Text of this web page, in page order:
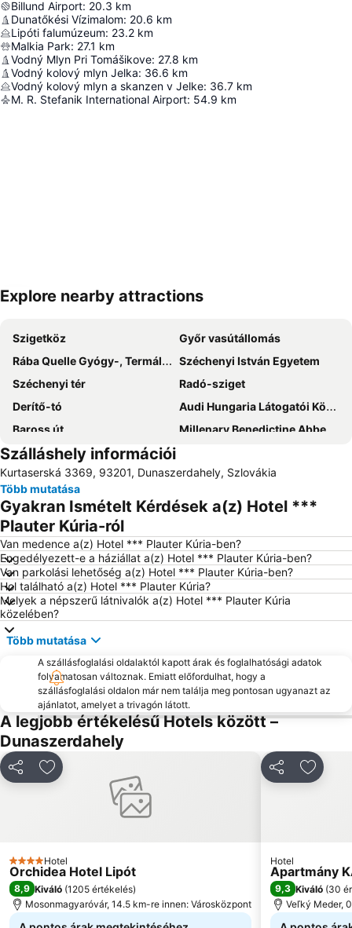
Billund Airport: 20.3 km
Dunatőkési Vízimalom: 20.6 km
Lipóti falumúzeum: 23.2 km
Malkia Park: 27.1 km
Vodný Mlyn Pri Tomášikove: 27.8 km
Vodný kolový mlyn Jelka: 36.6 km
Vodný kolový mlyn a skanzen v Jelke: 36.7 km
M. R. Stefanik International Airport: 54.9 km
Nagy méretű térkép
Explore nearby attractions
Szigetköz
Győr vasútállomás
Rába Quelle Gyógy-, Termál- és Élményfürdő
Széchenyi István Egyetem
Széchenyi tér
Radó-sziget
Derítő-tó
Audi Hungaria Látogatói Központ
Baross út
Millenary Benedictine Abbey of Pannonhalma and its Natural Environment
Balatonlelle-Kishegy
Liszt Ferenc utca
Čunovo
Szálláshely információi
Kurtaserská 3369, 93201, Dunaszerdahely, Szlovákia
Több mutatása
Gyakran Ismételt Kérdések a(z) Hotel ***
Plauter Kúria-ról
Van medence a(z) Hotel *** Plauter Kúria-ben?
Engedélyezett-e a háziállat a(z) Hotel *** Plauter Kúria-ben?
Van parkolási lehetőség a(z) Hotel *** Plauter Kúria-ben?
Hol található a(z) Hotel *** Plauter Kúria?
Melyek a népszerű látnivalók a(z) Hotel *** Plauter Kúria
közelében?
Több mutatása
A szállásfoglalási oldalaktól kapott árak és foglalhatósági adatok
folyamatosan változnak. Emiatt előfordulhat, hogy a
szállásfoglalási oldalon már nem találja meg pontosan ugyanazt az
ajánlatot, amelyet a trivagón látott.
A legjobb értékelésű Hotels között –
Dunaszerdahely
MegosztásHozzáadás a kedvencekhez
4 Kategória
Hotel
Orchidea Hotel Lipót
8,9 Kiváló (1205 értékelés)
Mosonmagyaróvár, 14.5 km-re innen: Városközpont
Megosztás
Hotel
Apartmány
9,3 Kiváló (30
Veľký Meder,